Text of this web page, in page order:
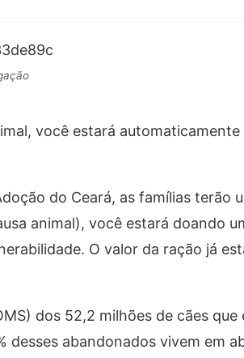
você estará
do Ceará, as famílias terão
animal), você estará doando
O valor da ração já
dos 52,2 milhões de cães
desses abandonados vivem em